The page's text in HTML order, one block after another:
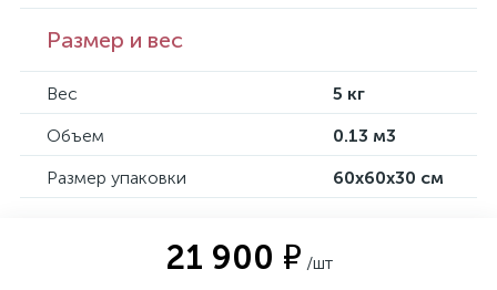
Размер и вес
Вес
5 кг
Объем
0.13 м3
Размер упаковки
60х60х30 см
21 900 ₽ /шт